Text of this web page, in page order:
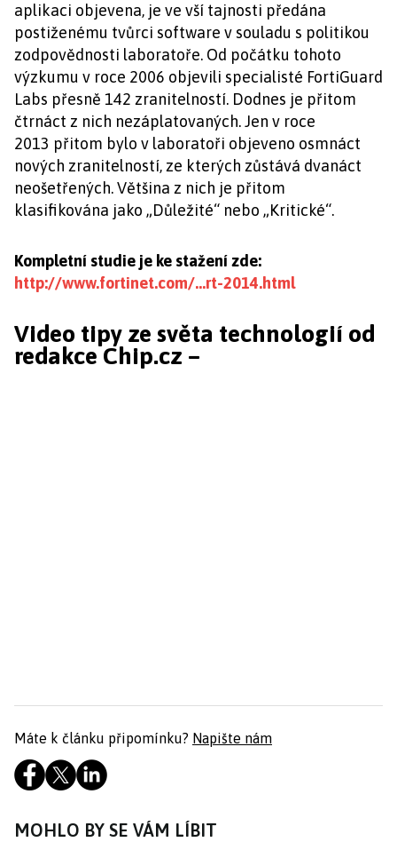
aplikaci objevena, je ve vší tajnosti předána
postiženému tvůrci software v souladu s politikou
zodpovědnosti laboratoře. Od počátku tohoto
výzkumu v roce 2006 objevili specialisté FortiGuard
Labs přesně 142 zranitelností. Dodnes je přitom
čtrnáct z nich nezáplatovaných. Jen v roce
2013 přitom bylo v laboratoři objeveno osmnáct
nových zranitelností, ze kterých zůstává dvanáct
neošetřených. Většina z nich je přitom
klasifikována jako „Důležité“ nebo „Kritické“.
Kompletní studie je ke stažení zde:
http://www.fortinet.com/…rt-2014.html
Video tipy ze světa technologií od
redakce Chip.cz –
Máte k článku připomínku? Napište nám
MOHLO BY SE VÁM LÍBIT